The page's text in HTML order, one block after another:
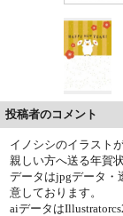
投稿者のコメント
イノシシのイラスト
親しい方へ送る年賀
データはjpgデータ・
意しております。
aiデータは